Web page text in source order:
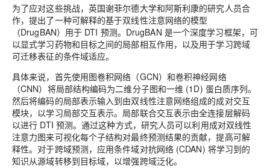
为了应对这些挑战，英国谢菲尔德大学和阿斯利康的研究人员合
作，提出了一种可解释的基于双线性注意网络的模型
（DrugBAN）用于 DTI 预测。DrugBAN 是一个深度学习框架，可
以显式学习药物和目标之间的局部相互作用，以及用于学习跨域
可迁移表征的条件域适应。
具体来说，首先使用图卷积网络（GCN）和卷积神经网络
（CNN）将局部结构编码为二维分子图和一维 (1D) 蛋白质序列。
然后将编码的局部表示输入到由双线性注意网络组成的成对交互
模块，以学习局部交互表示。局部联合交互表示由全连接层解码
以进行 DTI 预测。通过这种方式，研究人员可以利用成对双线性
注意力图来可视化每个子结构对最终预测结果的贡献，提高可解
释性。对于跨域预测，应用条件域对抗网络 (CDAN) 将学习到的
知识从源域转移到目标域，以增强跨域泛化。